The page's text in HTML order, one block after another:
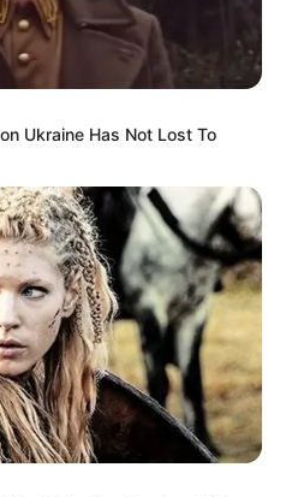
Ukraine Has Not Lost To